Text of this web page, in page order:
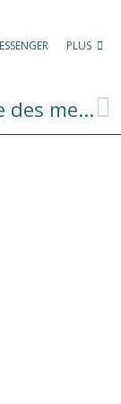
PLUS
Synthèse des mesures proposées dans le cadre de la hausse des coûts de l’énergie aux profits des particuliers